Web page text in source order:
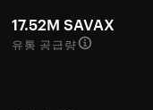
17.52M SAVAX
유통 공급량